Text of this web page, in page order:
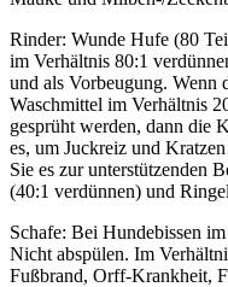
Rinder: Wunde Hufe (80
im Verhältnis 80:1
und als Vorbeugung. Wenn
Waschmittel im Verhältnis
gesprüht werden, dann die
es, um Juckreiz und
Sie es zur unterstützenden
(40:1 verdünnen) und
Schafe: Bei Hundebissen
Nicht abspülen. Im
Fußbrand, Orff-Krankheit,